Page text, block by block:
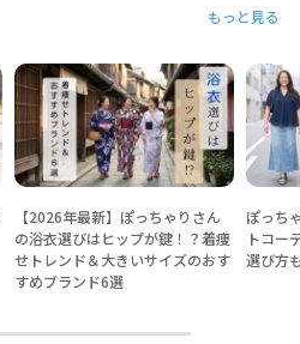
もっと見る
【2026年最新】ぽっちゃりさん
の浴衣選びはヒップが鍵！？着痩
せトレンド＆大きいサイズのおす
すめブランド6選
ぽっち
トコー
選び方